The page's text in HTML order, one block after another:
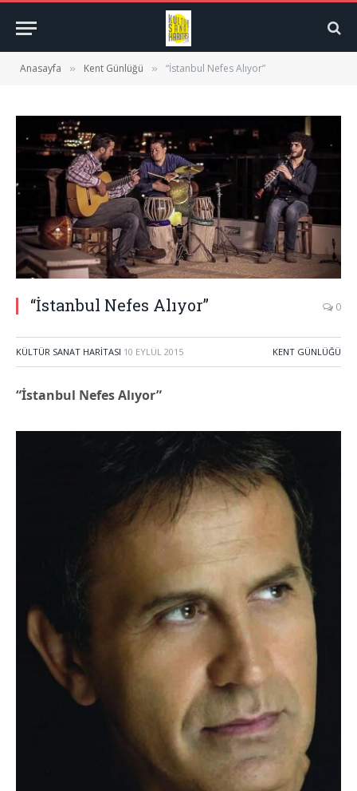
Anasayfa » Kent Günlüğü » “İstanbul Nefes Alıyor”
“İstanbul Nefes Alıyor” 0
KÜLTÜR SANAT HARITASI 10 EYLÜL 2015 KENT GÜNLÜĞÜ
“İstanbul Nefes Alıyor”